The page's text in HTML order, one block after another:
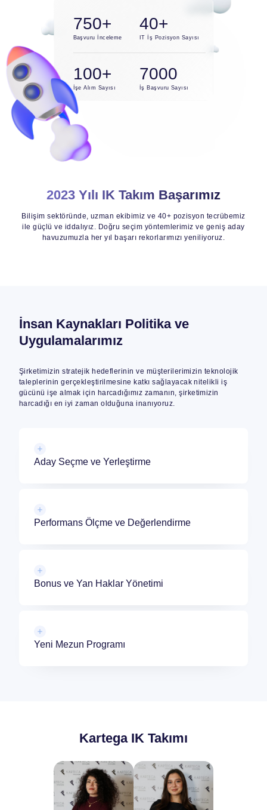
2023 Yılı IK Takım Başarımız
Bilişim sektöründe, uzman ekibimiz ve 40+ pozisyon tecrübemiz
ile güçlü ve iddalıyız. Doğru seçim yöntemlerimiz ve geniş aday
havuzumuzla her yıl başarı rekorlarımızı yeniliyoruz.
750+
Başvuru İnceleme
40+
IT İş Pozisyon Sayısı
100+
İşe Alım Sayısı
7000
İş Başvuru Sayısı
İnsan Kaynakları Politika ve
Uygulamalarımız
Şirketimizin stratejik hedeflerinin ve müşterilerimizin teknolojik
taleplerinin gerçekleştirilmesine katkı sağlayacak nitelikli iş
gücünü işe almak için harcadığımız zamanın, şirketimizin
harcadığı en iyi zaman olduğuna inanıyoruz.
Aday Seçme ve Yerleştirme
Performans Ölçme ve Değerlendirme
Bonus ve Yan Haklar Yönetimi
Yeni Mezun Programı
Kartega IK Takımı